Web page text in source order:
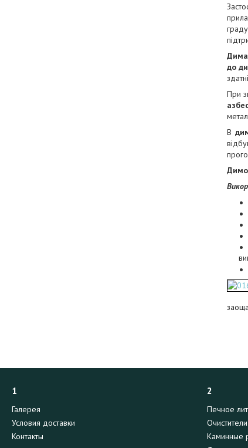
до
При
В
1
Галерея
Условия доставки
Контакты
2
Печное
Каминные